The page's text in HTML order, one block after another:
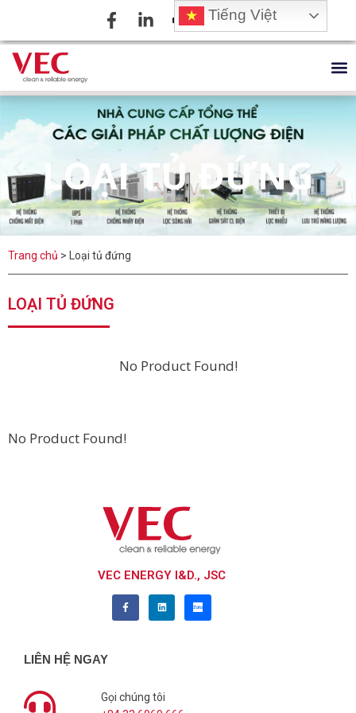
Tiếng Việt
LOẠI TỦ ĐỨNG
Trang chủ > Loại tủ đứng
LOẠI TỦ ĐỨNG
No Product Found!
No Product Found!
VEC ENERGY I&D., JSC
LIÊN HỆ NGAY
Gọi chúng tôi